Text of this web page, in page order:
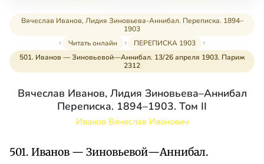
Вячеслав Иванов, Лидия Зиновьева-Аннибал. Переписка. 1894–
1903
Читать онлайн
ПЕРЕПИСКА 1903
501. Иванов — Зиновьевой—Аннибал. 13/26 апреля 1903. Париж
2312
Вячеслав Иванов, Лидия Зиновьева–Аннибал
Переписка. 1894–1903. Том II
Иванов Вячеслав Иванович
501. Иванов — Зиновьевой—Аннибал.